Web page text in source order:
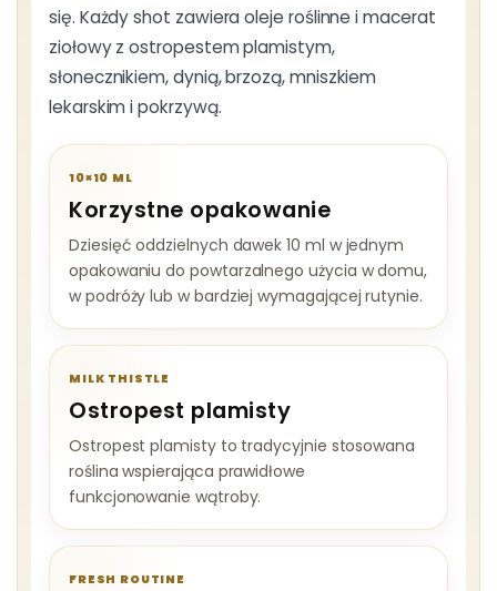
się. Każdy shot zawiera oleje roślinne i macerat
ziołowy z ostropestem plamistym,
słonecznikiem, dynią, brzozą, mniszkiem
lekarskim i pokrzywą.
10×10 ML
Korzystne opakowanie
Dziesięć oddzielnych dawek 10 ml w jednym
opakowaniu do powtarzalnego użycia w domu,
w podróży lub w bardziej wymagającej rutynie.
MILK THISTLE
Ostropest plamisty
Ostropest plamisty to tradycyjnie stosowana
roślina wspierająca prawidłowe
funkcjonowanie wątroby.
FRESH ROUTINE